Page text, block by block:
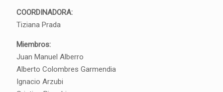
COORDINADORA:
Tiziana Prada
Miembros:
Juan Manuel Alberro
Alberto Colombres Garmendia
Ignacio Arzubi